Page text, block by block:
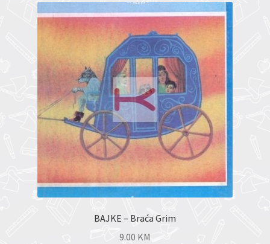
BAJKE – Braća Grim
9.00 KM